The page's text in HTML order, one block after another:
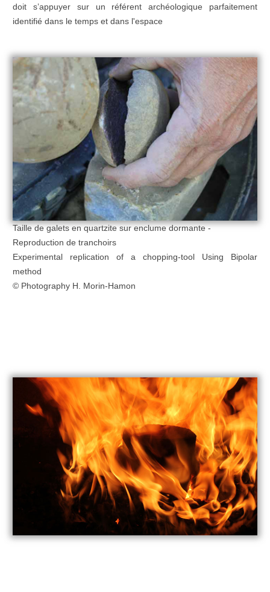
doit s’appuyer sur un référent archéologique parfaitement
identifié dans le temps et dans l'espace
Taille de galets en quartzite sur enclume dormante -
Reproduction de tranchoirs
Experimental replication of a chopping-tool Using Bipolar
method
© Photography H. Morin-Hamon